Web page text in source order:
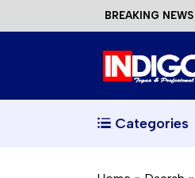
BREAKING NEWS
Categories